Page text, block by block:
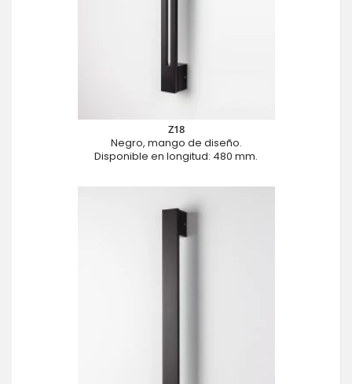
Z18
Negro, mango de diseño.
Disponible en longitud: 480 mm.